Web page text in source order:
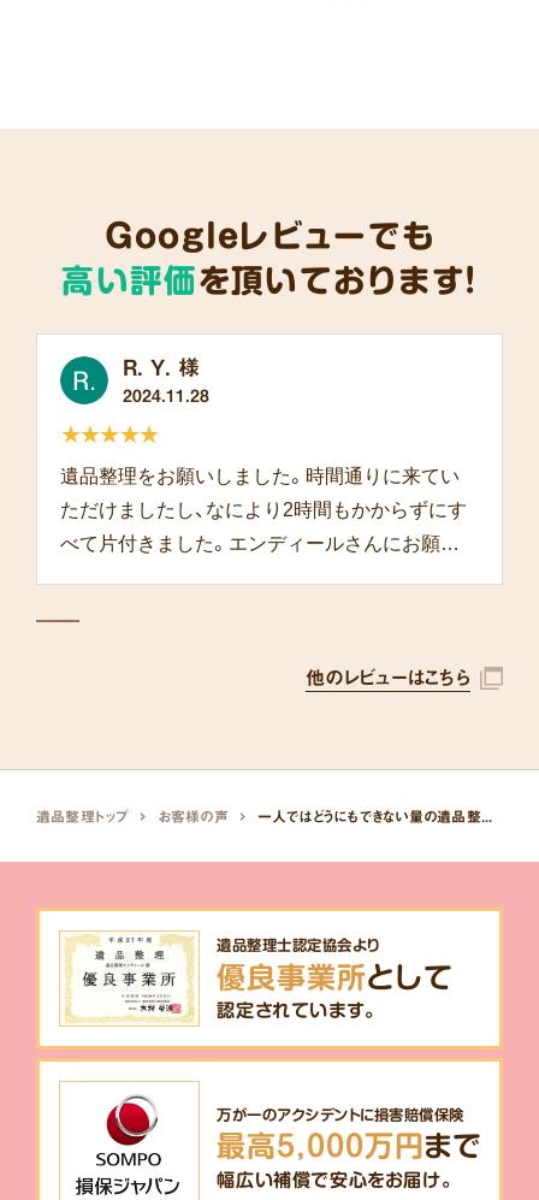
Googleレビューでも
高い評価を頂いております!
R. Y. 様
2024.11.28
遺品整理をお願いしました。時間通りに来てい
ただけましたし、なにより2時間もかからずにす
べて片付きました。エンディールさんにお願い
★★★★★
他のレビューはこちら
遺品整理トップ お客様の声
遺品整理士認定協会より
優良事業所として
認定されています。
万が一のアクシデントに損害賠償保険
最高5,000万円まで
幅広い補償で安心をお届け。